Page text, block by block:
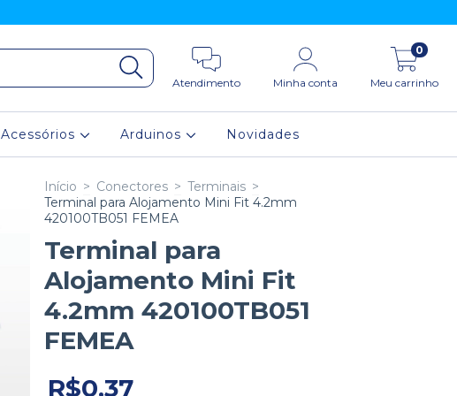
Atendimento Minha conta Meu carrinho
0
Acessórios Arduinos Novidades
Início > Conectores > Terminais >
Terminal para Alojamento Mini Fit 4.2mm
420100TB051 FEMEA
Terminal para
Alojamento Mini Fit
4.2mm 420100TB051
FEMEA
R$0,37